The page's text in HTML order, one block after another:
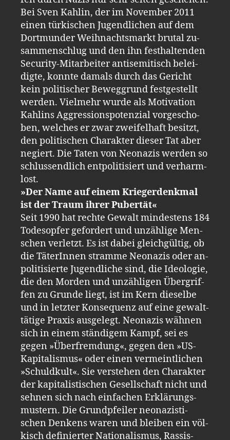
Bei Sven Kah­lin, der im No­vem­ber 2011
einen tür­ki­schen Ju­gend­li­chen auf dem
Dort­mun­der Weih­nachts­markt bru­tal zu­
sam­men­schlug und den ihn fest­hal­ten­den
Se­cu­ri­ty-​Mit­ar­bei­ter an­ti­se­mi­tisch be­lei­
dig­te, konn­te da­mals durch das Ge­richt
kein po­li­ti­scher Be­weg­grund fest­ge­stellt
wer­den. Viel­mehr wurde als Mo­ti­va­ti­on
Kah­lins Ag­gres­si­ons­po­ten­zi­al vor­ge­scho­
ben, wel­ches er zwar zwei­fel­haft be­sitzt,
den po­li­ti­schen Cha­rak­ter die­ser Tat aber
ne­giert. Die Taten von Neo­na­zis wer­den so
schluss­end­lich ent­po­li­ti­siert und ver­harm­
lost.
»Der Name auf einem Krie­ger­denk­mal
ist der Traum ihrer Pu­ber­tät«
Seit 1990 hat rech­te Ge­walt min­des­tens 184
To­des­op­fer ge­for­dert und un­zäh­li­ge Men­
schen ver­letzt. Es ist dabei gleich­gül­tig, ob
die Tä­te­rIn­nen stram­me Neo­na­zis oder an­
po­li­ti­sier­te Ju­gend­li­che sind, die Ideo­lo­gie,
die den Mor­den und un­zäh­li­gen Über­grif­
fen zu Grun­de liegt, ist im Kern die­sel­be
und in letz­ter Kon­se­quenz auf eine ge­walt­
tä­ti­ge Pra­xis aus­ge­legt. Neo­na­zis wäh­nen
sich in einem stän­di­gem Kampf, sei es
gegen »Über­frem­dung«, gegen den »US-​
Ka­pi­ta­lis­mus« oder einen ver­meint­li­chen
»Schuld­kult«. Sie ver­ste­hen den Cha­rak­ter
der ka­pi­ta­lis­ti­schen Ge­sell­schaft nicht und
seh­nen sich nach ein­fa­chen Er­klä­rungs­
mus­tern. Die Grund­pfei­ler neo­na­zis­ti­
schen Den­kens waren und blei­ben ein völ­
kisch de­fi­nier­ter Na­tio­na­lis­mus, Ras­sis­